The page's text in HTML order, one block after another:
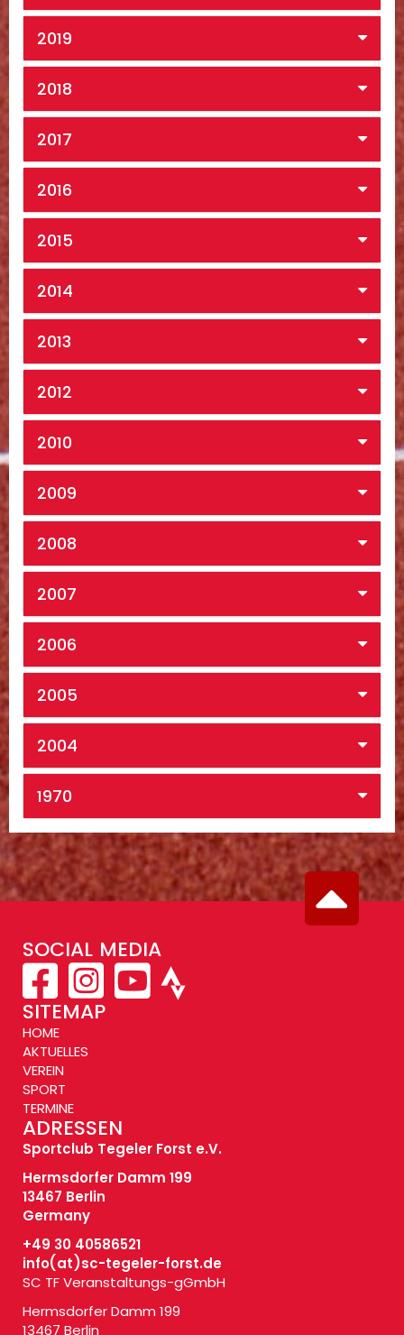
2019
2018
2017
2016
2015
2014
2013
2012
2010
2009
2008
2007
2006
2005
2004
1970
SOCIAL MEDIA
SITEMAP
HOME
AKTUELLES
VEREIN
SPORT
TERMINE
ADRESSEN
Sportclub Tegeler Forst e.V.
Hermsdorfer Damm 199
13467 Berlin
Germany
+49 30 40586521
info(at)sc-tegeler-forst.de
SC TF Veranstaltungs-gGmbH
Hermsdorfer Damm 199
13467 Berlin